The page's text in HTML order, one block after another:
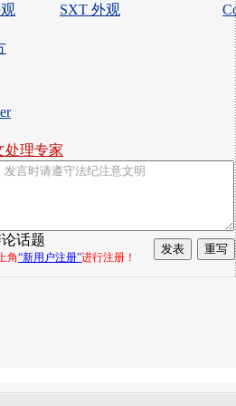
SXT 外观
处理专家
话题
角“新用户注册”进行注册！